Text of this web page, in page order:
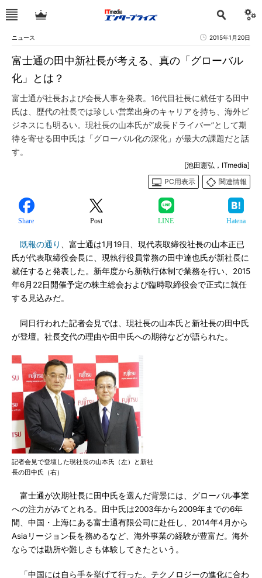
ニュース 2015年1月20日
富士通の田中新社長が考える、真の「グローバル
化」とは？
富士通が社長および会長人事を発表。16代目社長に就任する田中
氏は、歴代の社長では珍しい営業出身のキャリアを持ち、海外ビ
ジネスにも明るい。現社長の山本氏が“成長ドライバー”として期
待を寄せる田中氏は「グローバル化の深化」が最大の課題だと話
す。
[池田憲弘，ITmedia]
PC用表示
関連情報
Share Post LINE Hatena
既報の通り
、富士通は1月19日、現代表取締役社長の山本正已
氏が代表取締役会長に、現執行役員常務の田中達也氏が新社長に
就任すると発表した。新年度から新執行体制で業務を行い、2015
年6月22日開催予定の株主総会および臨時取締役会で正式に就任
する見込みだ。
同日行われた記者会見では、現社長の山本氏と新社長の田中氏
が登壇。社長交代の理由や田中氏への期待などが語られた。
記者会見で登壇した現社長の山本氏（左）と新社
長の田中氏（右）
富士通が次期社長に田中氏を選んだ背景には、グローバル事業
への注力がみてとれる。田中氏は2003年から2009年までの6年
間、中国・上海にある富士通有限公司に赴任し、2014年4月から
Asiaリージョン長を務めるなど、海外事業の経験が豊富だ。海外
ならでは勘所や難しさも体験してきたという。
「中国には自ら手を挙げて行った。テクノロジーの進化に合わ